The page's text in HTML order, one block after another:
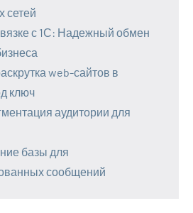
сетей
с 1С: Надежный обмен
web-сайтов в
ключ
аудитории для
базы для
сообщений